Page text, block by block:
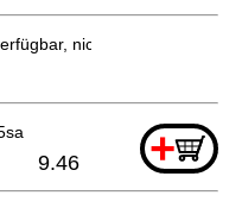
nicht bestellbar
+
9.46